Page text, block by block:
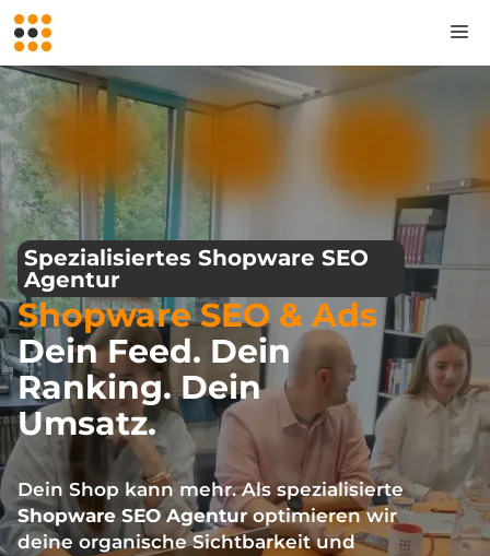
Zum
Inhalt
springen
Spezialisiertes Shopware SEO
Agentur
Shopware SEO & Ads
Dein Feed. Dein
Ranking. Dein
Umsatz.
Dein Shop kann mehr. Als spezialisierte
Shopware SEO Agenturoptimieren wir
deine organische Sichtbarkeit und